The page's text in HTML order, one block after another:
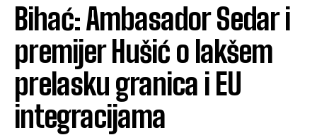
Bihać: Ambasador Sedar i
premijer Hušić o lakšem
prelasku granica i EU
integracijama